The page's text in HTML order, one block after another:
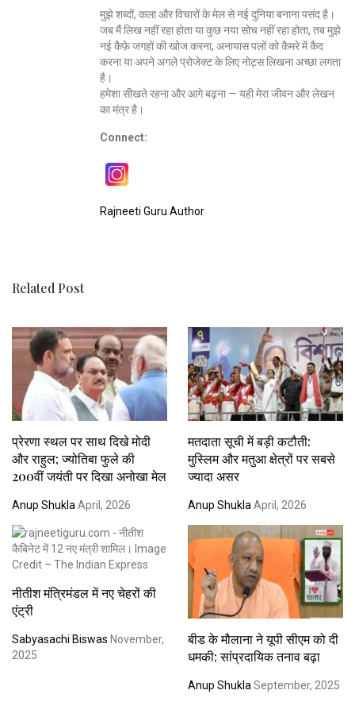
मुझे शब्दों, कला और विचारों के मेल से नई दुनिया बनाना पसंद है।
जब मैं लिख नहीं रहा होता या कुछ नया सोच नहीं रहा होता, तब मुझे
नई कैफ़े जगहों की खोज करना, अनायास पलों को कैमरे में कैद
करना या अपने अगले प्रोजेक्ट के लिए नोट्स लिखना अच्छा लगता
है।
हमेशा सीखते रहना और आगे बढ़ना — यही मेरा जीवन और लेखन
का मंत्र है।
Connect:
Rajneeti Guru Author
Related Post
प्रेरणा स्थल पर साथ दिखे मोदी
और राहुल; ज्योतिबा फुले की
200वीं जयंती पर दिखा अनोखा मेल
Anup Shukla April, 2026
मतदाता सूची में बड़ी कटौती:
मुस्लिम और मतुआ क्षेत्रों पर सबसे
ज्यादा असर
Anup Shukla April, 2026
नीतीश मंत्रिमंडल में नए चेहरों की
एंट्री
Sabyasachi Biswas November,
2025
बीड के मौलाना ने यूपी सीएम को दी
धमकी; सांप्रदायिक तनाव बढ़ा
Anup Shukla September, 2025